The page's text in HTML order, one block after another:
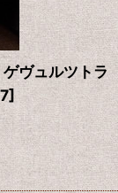
ヴュルツトラ
]